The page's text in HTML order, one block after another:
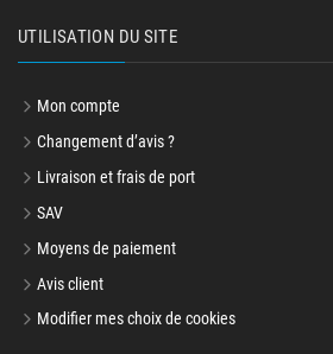
UTILISATION DU SITE
Mon compte
Changement d’avis ?
Livraison et frais de port
SAV
Moyens de paiement
Avis client
Modifier mes choix de cookies